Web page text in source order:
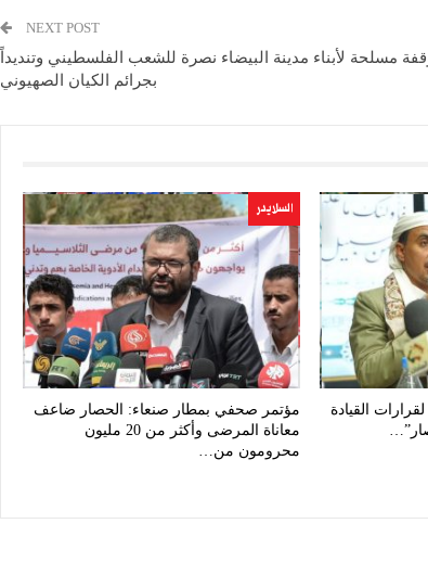
NEXT POST
مسلحة لأبناء مدينة البيضاء نصرة للشعب الفلسطيني وتنديداً
بجرائم الكيان الصهيوني
القيادة
السلايدر
مؤتمر صحفي بمطار صنعاء: الحصار ضاعف
معاناة المرضى وأكثر من 20 مليون
محرومون من…